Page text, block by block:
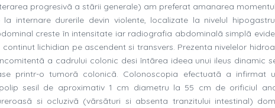
progresivã a stãrii generale) am preferat amanarea
internare durerile devin violente, localizate la nivelul
creste în intensitate iar radiografia abdominalã simplã
continut lichidian pe ascendent si transvers. Prezenta nivelelor
a cadrului colonic desi întãrea ideea unui ileus dinamic
printr-o tumorã colonicã. Colonoscopia efectuatã a infirmat
sesil de aproximativ 1 cm diametru la 55 cm de orificiul
si ocluzivã (vãrsãturi si absenta tranzitului intestinal)